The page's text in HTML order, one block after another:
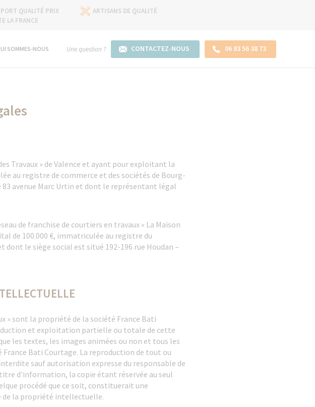
QUALITÉ PRIX
ARTISANS DE QUALITÉ
LA FRANCE
SOMMES-NOUS Une question ? CONTACTEZ-NOUS 06 83 56 38 73
Travaux » de Valence et ayant pour exploitant la
au registre de commerce et des sociétés de Bourg-
83 avenue Marc Urtin et dont le représentant légal
de franchise de courtiers en travaux « La Maison
de 100.000 €, immatriculée au registre du
dont le siège social est situé 192-196 rue Houdan –
» sont la propriété de la société France Bati
et exploitation partielle ou totale de cette
les textes, les images animées ou non et tous les
Bati Courtage. La reproduction de tout ou
sauf autorisation expresse du responsable de
d'information, la copie étant réservée au seul
procédé que ce soit, constituerait une
de la propriété intellectuelle.